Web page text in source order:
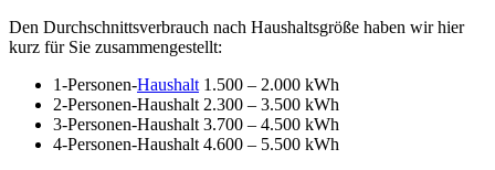
Den Durchschnittsverbrauch nach Haushaltsgröße haben wir hier
kurz für Sie zusammengestellt:
1-Personen-Haushalt 1.500 – 2.000 kWh
2-Personen-Haushalt 2.300 – 3.500 kWh
3-Personen-Haushalt 3.700 – 4.500 kWh
4-Personen-Haushalt 4.600 – 5.500 kWh